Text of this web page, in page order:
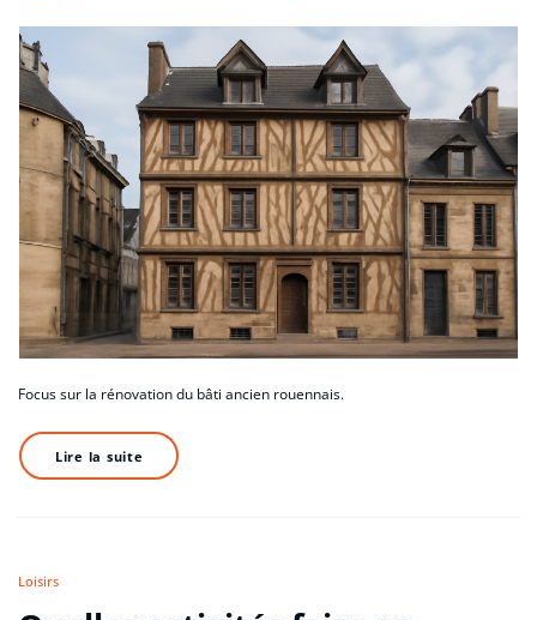
Focus sur la rénovation du bâti ancien rouennais.
Lire la suite
Loisirs